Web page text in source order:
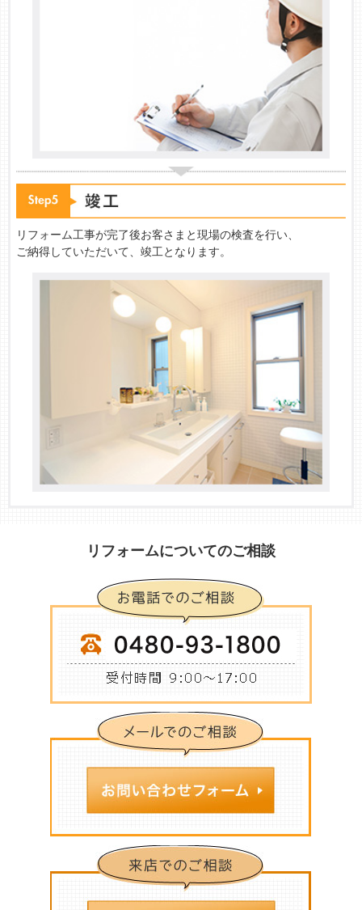
リフォーム工事が完了後お客さまと現場の検査を行い、
ご納得していただいて、竣工となります。
リフォームについてのご相談